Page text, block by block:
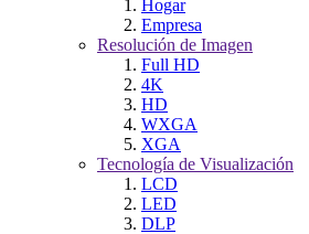
Hogar
Empresa
Resolución de Imagen
Full HD
4K
HD
WXGA
XGA
Tecnología de Visualización
LCD
LED
DLP